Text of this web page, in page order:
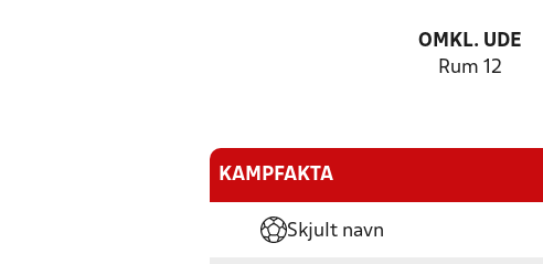
OMKL. UDE
Rum 12
KAMPFAKTA
Skjult navn